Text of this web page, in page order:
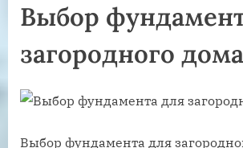
Выбор
загородного дома
Выбор фундамента для